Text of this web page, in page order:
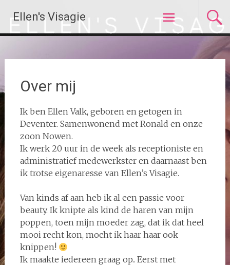
naar
de
Ellen's Visagie
Over mij
Ik ben Ellen Valk, geboren en getogen in
Deventer. Samenwonend met Ronald en onze
zoon Nowen.
Ik werk 20 uur in de week als receptioniste en
administratief medewerkster en daarnaast ben
ik trotse eigenaresse van Ellen’s Visagie.
Van kinds af aan heb ik al een passie voor
beauty. Ik knipte als kind de haren van mijn
poppen, toen mijn moeder zag, dat ik dat heel
mooi recht kon, mocht ik haar haar ook
knippen!
Ik maakte iedereen graag op.. Eerst met